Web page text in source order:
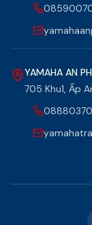
YAMAHA AN
705 Khu1, Ấp